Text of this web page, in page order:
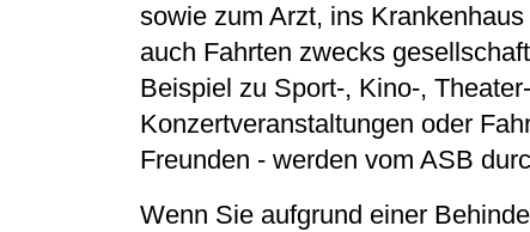
sowie zum Arzt, ins
auch Fahrten zwecks
Beispiel zu Sport-, Kino-,
Konzertveranstaltungen oder
Freunden - werden vom ASB
Wenn Sie aufgrund einer